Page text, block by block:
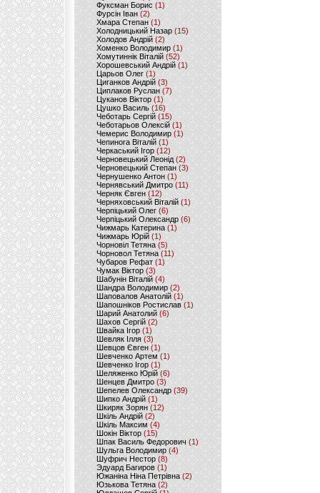
Фуксман Борис (1)
Фурсін Іван (2)
Хмара Степан(1)
Холодницький Назар(15)
Холодов Андрій (2)
Хоменко Володимир (1)
Хомутиннік Віталій (52)
Хорошевський Андрій (1)
Царьов Олег (1)
Циганков Андрій (3)
Циплаков Руслан(7)
Цуканов Віктор (1)
Цушко Василь (16)
Чеботарь Сергій (15)
Чеботарьов Олексій (1)
Чемерис Володимир (1)
Чепинога Віталій (1)
Черкаський Ігор (12)
Черновецький Леонід(2)
Черновецький Степан (3)
Чернушенко Антон (1)
Чернявський Дмитро(11)
Черняк Євген(12)
Черняховський Віталій (1)
Черпіцький Олег (6)
Черпіцький Олександр (6)
Чижмарь Катерина (1)
Чижмарь Юрій (1)
Чорновіл Тетяна (5)
Чорновол Тетяна (11)
Чубаров Рефат (1)
Чумак Віктор(3)
Шабунін Віталій (4)
Шандра Володимир (2)
Шаповалов Анатолій(1)
Шапошніков Ростислав(1)
Шарий Анатолий(6)
Шахов Сергій(2)
Швайка Ігор (1)
Шевляк Ілля (3)
Шевцов Євген (1)
Шевченко Артем(1)
Шевченко Ігор(1)
Шеляженко Юрій (6)
Шенцев Дмитро (3)
Шепелев Олександр (39)
Шипко Андрій(1)
Шкиряк Зорян(12)
Шкіль Андрій(2)
Шкіль Максим (4)
Шокін Віктор (15)
Шпак Василь Федорович (1)
Шульга Володимир (4)
Шуфрич Нестор(8)
Эдуард Багиров (1)
Южаніна Ніна Петрівна (2)
Юзькова Тетяна(2)